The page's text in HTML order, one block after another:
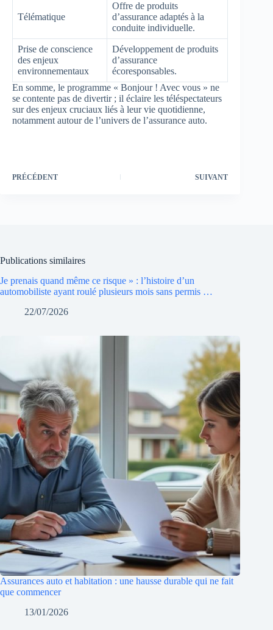
Télématique
Offre de produits
d’assurance adaptés à la
conduite individuelle.
Prise de conscience
des enjeux
environnementaux
Développement de produits
d’assurance
écoresponsables.
En somme, le programme « Bonjour ! Avec vous » ne
se contente pas de divertir ; il éclaire les téléspectateurs
sur des enjeux cruciaux liés à leur vie quotidienne,
notamment autour de l’univers de l’assurance auto.
PRÉCÉDENT SUIVANT
Publications similaires
Je prenais quand même ce risque » : l’histoire d’un
automobiliste ayant roulé plusieurs mois sans permis …
22/07/2026
Assurances auto et habitation : une hausse durable qui ne fait
que commencer
13/01/2026